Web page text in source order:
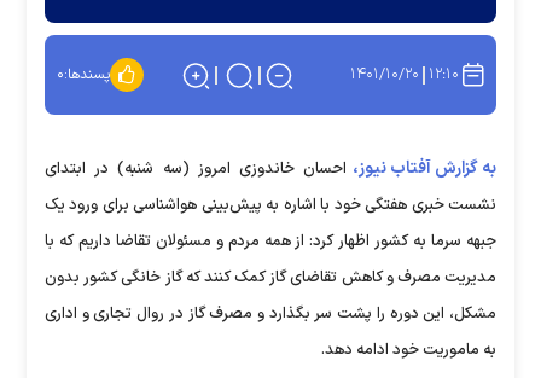
۱۲:۱۰ ۱۴۰۱/۱۰/۲۰ پسندها:۰
به گزارش آفتاب نیوز، احسان خاندوزی امروز (سه شنبه) در ابتدای
نشست خبری هفتگی خود با اشاره به پیش‌بینی هواشناسی برای ورود یک
جبهه سرما به کشور اظهار کرد: از همه مردم و مسئولان تقاضا داریم که با
مدیریت مصرف و کاهش تقاضای گاز کمک کنند که گاز خانگی کشور بدون
مشکل، این دوره را پشت سر بگذارد و مصرف گاز در روال تجاری و اداری
به ماموریت خود ادامه دهد.